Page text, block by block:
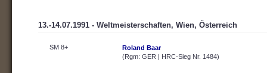
13.-14.07.1991 - Weltmeisterschaften, Wien, Österreich
SM 8+
Roland Baar
(Rgm: GER | HRC-Sieg Nr. 1484)